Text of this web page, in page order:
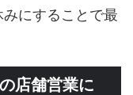
にすることで最
店舗営業に